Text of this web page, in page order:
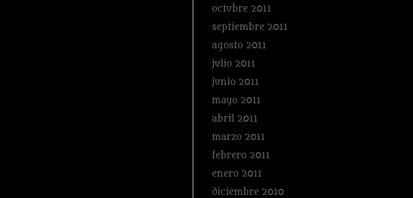
octubre 2011
septiembre 2011
agosto 2011
julio 2011
junio 2011
mayo 2011
abril 2011
marzo 2011
febrero 2011
enero 2011
diciembre 2010